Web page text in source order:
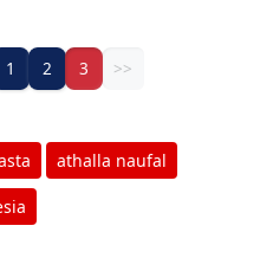
1 2 3 >>
athalla naufal